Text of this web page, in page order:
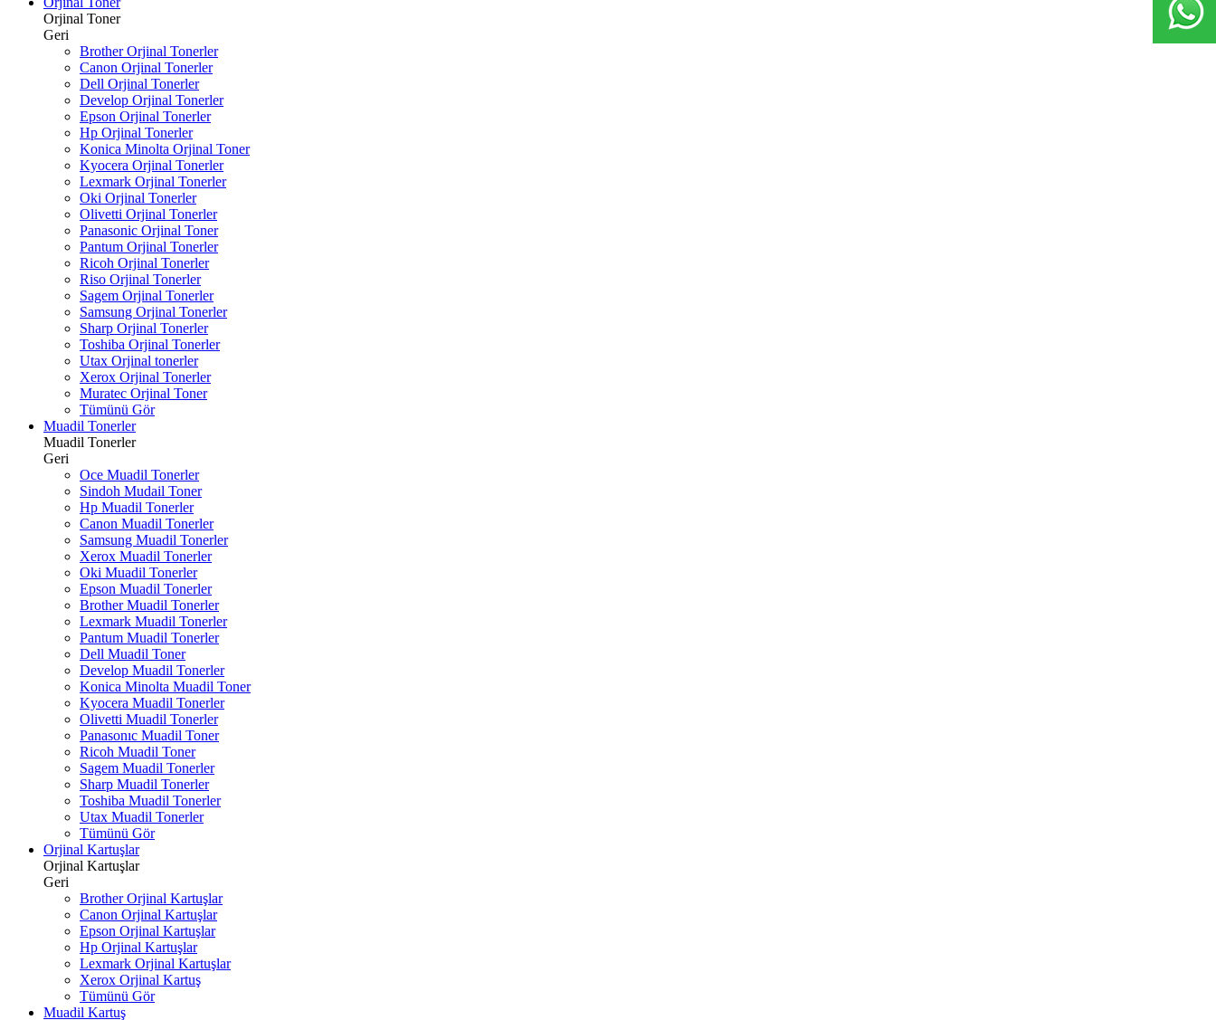
Orjinal Toner
Geri
Brother Orjinal Tonerler
Canon Orjinal Tonerler
Dell Orjinal Tonerler
Develop Orjinal Tonerler
Epson Orjinal Tonerler
Hp Orjinal Tonerler
Konica Minolta Orjinal Toner
Kyocera Orjinal Tonerler
Lexmark Orjinal Tonerler
Oki Orjinal Tonerler
Olivetti Orjinal Tonerler
Panasonic Orjinal Toner
Pantum Orjinal Tonerler
Ricoh Orjinal Tonerler
Riso Orjinal Tonerler
Sagem Orjinal Tonerler
Samsung Orjinal Tonerler
Sharp Orjinal Tonerler
Toshiba Orjinal Tonerler
Utax Orjinal tonerler
Xerox Orjinal Tonerler
Muratec Orjinal Toner
Tümünü Gör
Muadil Tonerler
Muadil Tonerler
Geri
Oce Muadil Tonerler
Sindoh Mudail Toner
Hp Muadil Tonerler
Canon Muadil Tonerler
Samsung Muadil Tonerler
Xerox Muadil Tonerler
Oki Muadil Tonerler
Epson Muadil Tonerler
Brother Muadil Tonerler
Lexmark Muadil Tonerler
Pantum Muadil Tonerler
Dell Muadil Toner
Develop Muadil Tonerler
Konica Minolta Muadil Toner
Kyocera Muadil Tonerler
Olivetti Muadil Tonerler
Panasonıc Muadil Toner
Ricoh Muadil Toner
Sagem Muadil Tonerler
Sharp Muadil Tonerler
Toshiba Muadil Tonerler
Utax Muadil Tonerler
Tümünü Gör
Orjinal Kartuşlar
Orjinal Kartuşlar
Geri
Brother Orjinal Kartuşlar
Canon Orjinal Kartuşlar
Epson Orjinal Kartuşlar
Hp Orjinal Kartuşlar
Lexmark Orjinal Kartuşlar
Xerox Orjinal Kartuş
Tümünü Gör
Muadil Kartuş